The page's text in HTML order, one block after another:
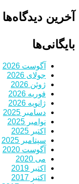
آخرین دیدگاه‌ها
بایگانی‌ها
آگوست 2026
جولای 2026
ژوئن 2026
فوریه 2026
ژانویه 2026
دسامبر 2025
نوامبر 2025
اکتبر 2025
سپتامبر 2025
آگوست 2020
می 2020
اکتبر 2019
اکتبر 2017